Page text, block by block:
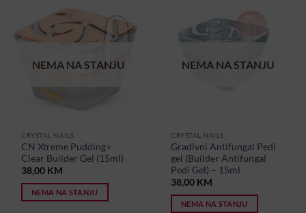
NEMA NA STANJU
CRYSTAL NAILS
CN Xtreme Pudding+
Clear Builder Gel (15ml)
38,00 KM
NEMA NA STANJU
NEMA NA STANJU
CRYSTAL NAILS
Gradivni Antifungal Pedi
gel (Builder Antifungal
Pedi Gel) – 15ml
38,00 KM
NEMA NA STANJU